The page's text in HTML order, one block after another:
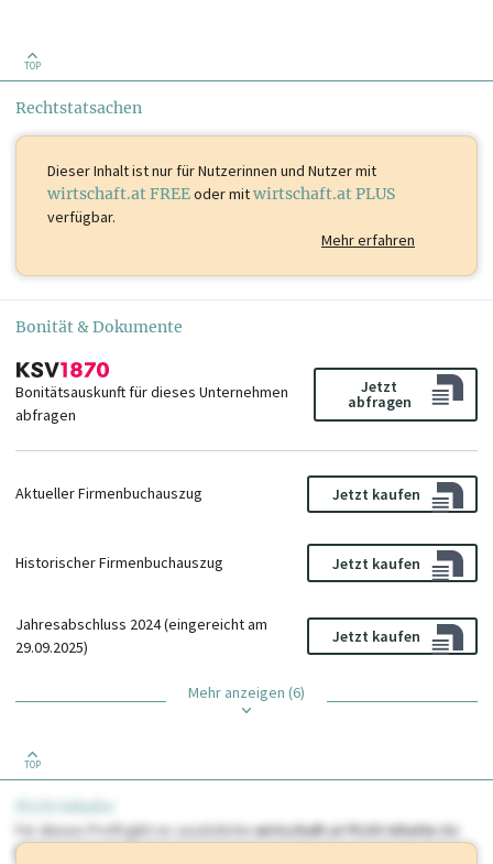
TOP
Rechtstatsachen
Dieser Inhalt istnur für Nutzerinnen und Nutzer mit
wirtschaft.at FREEoder mitwirtschaft.at PLUS
verfügbar.
Mehr erfahren
Bonität & Dokumente
Bonitätsauskunft für dieses Unternehmen
abfragen
Jetzt
abfragen
Aktueller Firmenbuchauszug Jetzt kaufen
Historischer Firmenbuchauszug Jetzt kaufen
Jahresabschluss 2024 (eingereicht am
29.09.2025)
Jetzt kaufen
Mehr anzeigen (6)
TOP
PLUS Inhalte
Für dieses Profil gibt es zusätzlichewirtschaft.at PLUS Inhaltedie
Sie momentan nicht einsehen können. Schalten Sie dieses Profil frei